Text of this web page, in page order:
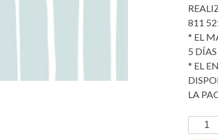
811
* EL
5
* EL
LA
TAPIZ